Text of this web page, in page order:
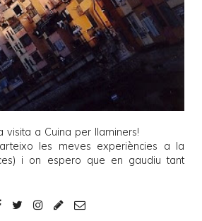
visita a Cuina per llaminers!
les meves experiències a la
i on espero que en gaudiu tant